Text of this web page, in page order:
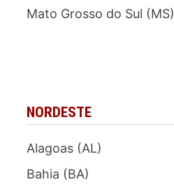
Mato Grosso do Sul (MS)
NORDESTE
Alagoas (AL)
Bahia (BA)